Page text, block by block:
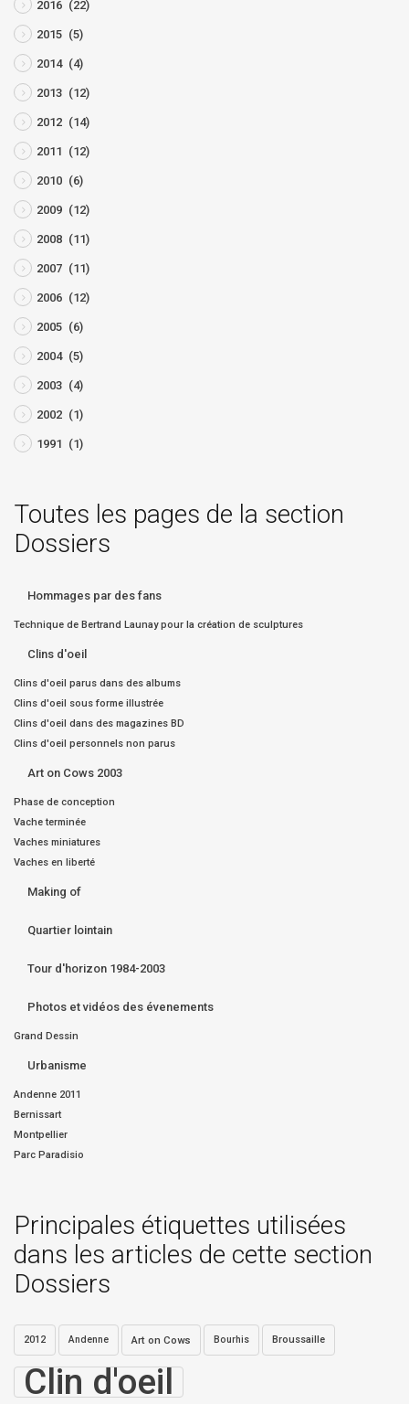
2016 (22)
2015 (5)
2014 (4)
2013 (12)
2012 (14)
2011 (12)
2010 (6)
2009 (12)
2008 (11)
2007 (11)
2006 (12)
2005 (6)
2004 (5)
2003 (4)
2002 (1)
1991 (1)
Toutes les pages de la section
Dossiers
Hommages par des fans
Technique de Bertrand Launay pour la création de sculptures
Clins d'oeil
Clins d'oeil parus dans des albums
Clins d'oeil sous forme illustrée
Clins d'oeil dans des magazines BD
Clins d'oeil personnels non parus
Art on Cows 2003
Phase de conception
Vache terminée
Vaches miniatures
Vaches en liberté
Making of
Quartier lointain
Tour d'horizon 1984-2003
Photos et vidéos des évenements
Grand Dessin
Urbanisme
Andenne 2011
Bernissart
Montpellier
Parc Paradisio
Principales étiquettes utilisées
dans les articles de cette section
Dossiers
2012 Andenne Art on Cows Bourhis Broussaille
Clin d'oeil